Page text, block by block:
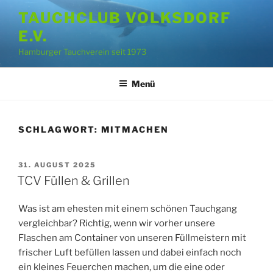
Inhalt
springen
TAUCHCLUB VOLKSDORF
E.V.
Hamburger Tauchverein seit 1973
Menü
SCHLAGWORT: MITMACHEN
VERÖFFENTLICHT
AM
31. AUGUST 2025
TCV Füllen & Grillen
Was ist am ehesten mit einem schönen Tauchgang
vergleichbar? Richtig, wenn wir vorher unsere
Flaschen am Container von unseren Füllmeistern mit
frischer Luft befüllen lassen und dabei einfach noch
ein kleines Feuerchen machen, um die eine oder